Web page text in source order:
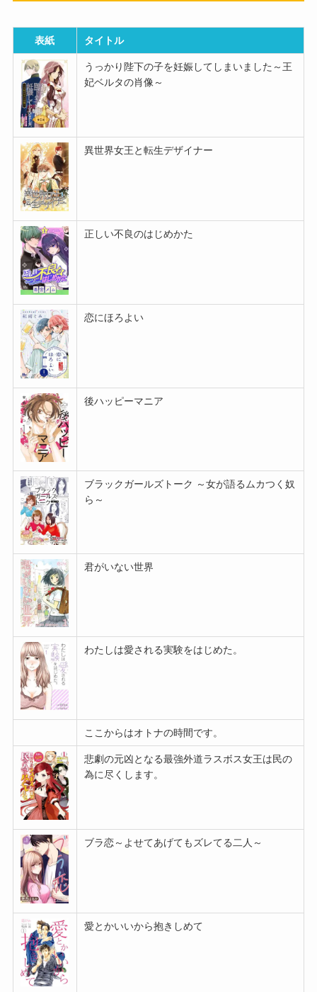
表紙 タイトル
うっかり陛下の子を妊娠してしまいました～王
妃ベルタの肖像～
異世界女王と転生デザイナー
正しい不良のはじめかた
恋にほろよい
後ハッピーマニア
ブラックガールズトーク ～女が語るムカつく奴
ら～
君がいない世界
わたしは愛される実験をはじめた。
ここからはオトナの時間です。
悲劇の元凶となる最強外道ラスボス女王は民の
為に尽くします。
ブラ恋～よせてあげてもズレてる二人～
愛とかいいから抱きしめて